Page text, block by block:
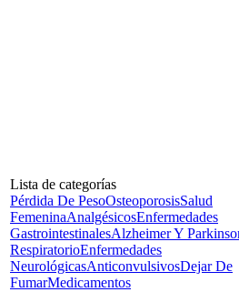
Lista de categorías
Pérdida De PesoOsteoporosisSalud
FemeninaAnalgésicosEnfermedades
GastrointestinalesAlzheimer Y
RespiratorioEnfermedades
NeurológicasAnticonvulsivosDejar De
FumarMedicamentos